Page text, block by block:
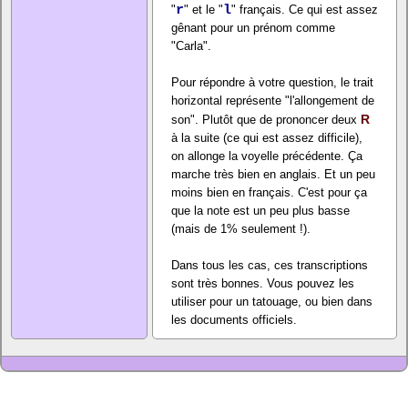
"r" et le "l" français. Ce qui est assez
gênant pour un prénom comme
"Carla".
Pour répondre à votre question, le trait
horizontal représente "l'allongement de
son". Plutôt que de prononcer deux R
à la suite (ce qui est assez difficile),
on allonge la voyelle précédente. Ça
marche très bien en anglais. Et un peu
moins bien en français. C'est pour ça
que la note est un peu plus basse
(mais de 1% seulement !).
Dans tous les cas, ces transcriptions
sont très bonnes. Vous pouvez les
utiliser pour un tatouage, ou bien dans
les documents officiels.